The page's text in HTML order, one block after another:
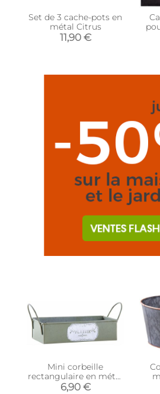
Set de 3 cache-pots en
métal Citrus
11,90 €
Mini corbeille
rectangulaire en métal
Plaisir
6,90 €